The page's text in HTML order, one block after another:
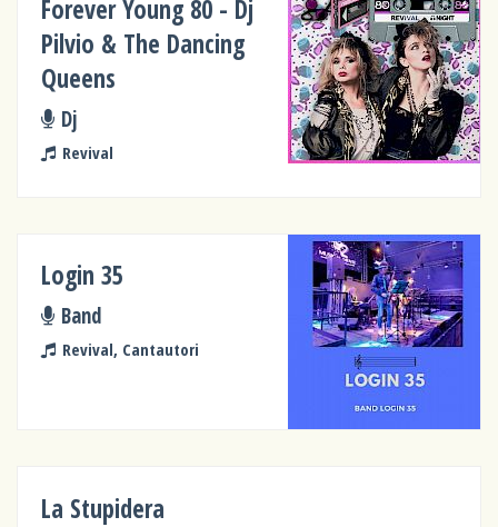
Forever Young 80 - Dj
Pilvio & The Dancing
Queens
Dj
Revival
Login 35
Band
Revival, Cantautori
La Stupidera